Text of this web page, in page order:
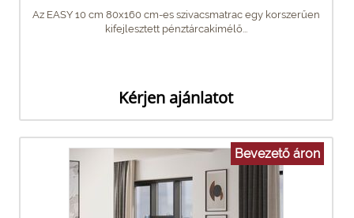
Az EASY 10 cm 80x160 cm-es szivacsmatrac egy korszerűen
kifejlesztett pénztárcakímélő...
Kérjen ajánlatot
Bevezető áron